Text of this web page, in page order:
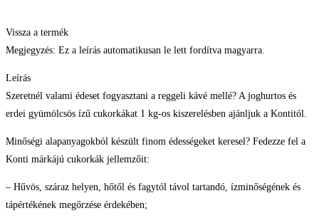
Vissza a termék
Megjegyzés: Ez a leírás automatikusan le lett fordítva magyarra.
Leírás
Szeretnél valami édeset fogyasztani a reggeli kávé mellé? A joghurtos és
erdei gyümölcsös ízű cukorkákat 1 kg-os kiszerelésben ajánljuk a Kontitól.
Minőségi alapanyagokból készült finom édességeket keresel? Fedezze fel a
Konti márkájú cukorkák jellemzőit:
– Hűvös, száraz helyen, hőtől és fagytól távol tartandó, ízminőségének és
tápértékének megőrzése érdekében;